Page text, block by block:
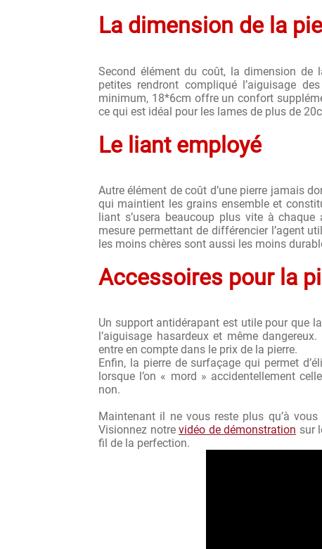
La dimension de la
Second élément du coût, la dimension de
petites rendront compliqué l’aiguisage
minimum, 18*6cm offre un confort
ce qui est idéal pour les lames de plus de
Le liant employé
Autre élément de coût d’une pierre jamais
qui maintient les grains ensemble et
liant s’usera beaucoup plus vite à
mesure permettant de différencier l’agent
les moins chères sont aussi les moins
Accessoires pour la
Un support antidérapant est utile pour que
l’aiguisage hasardeux et même
entre en compte dans le prix de la pierre.
Enfin, la pierre de surfaçage qui permet
lorsque l’on « mord » accidentellement
non.
Maintenant il ne vous reste plus qu’à
Visionnez notrevidéo de démonstration sur
fil de la perfection.